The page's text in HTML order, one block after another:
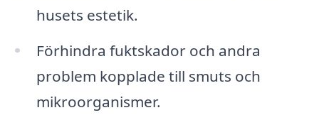
husets estetik.
Förhindra fuktskador och andra
problem kopplade till smuts och
mikroorganismer.